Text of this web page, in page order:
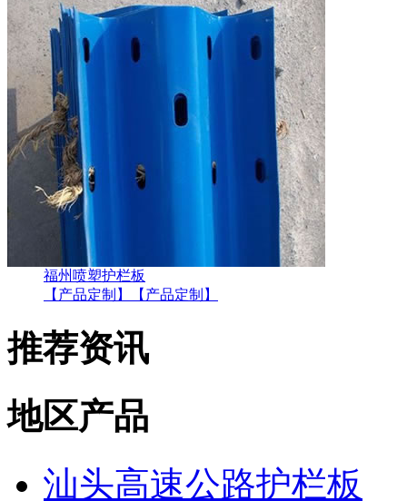
福州喷塑护栏板
【产品定制】
【产品定制】
推荐资讯
地区产品
汕头高速公路护栏板